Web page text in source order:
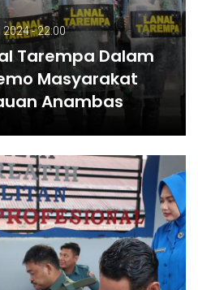
- 22:00
Tarempa Dalam
Masyarakat
Anambas